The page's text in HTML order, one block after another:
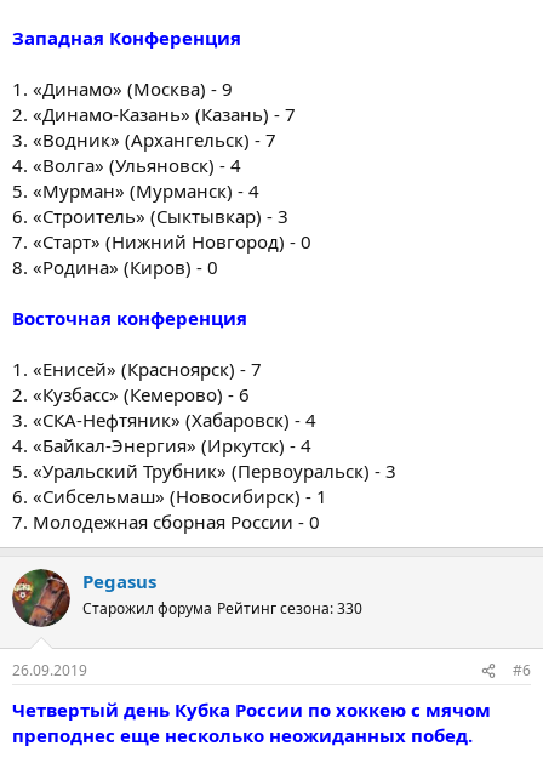
Западная Конференция
1. «Динамо» (Москва) - 9
2. «Динамо-Казань» (Казань) - 7
3. «Водник» (Архангельск) - 7
4. «Волга» (Ульяновск) - 4
5. «Мурман» (Мурманск) - 4
6. «Строитель» (Сыктывкар) - 3
7. «Старт» (Нижний Новгород) - 0
8. «Родина» (Киров) - 0
Восточная конференция
1. «Енисей» (Красноярск) - 7
2. «Кузбасс» (Кемерово) - 6
3. «СКА-Нефтяник» (Хабаровск) - 4
4. «Байкал-Энергия» (Иркутск) - 4
5. «Уральский Трубник» (Первоуральск) - 3
6. «Сибсельмаш» (Новосибирск) - 1
7. Молодежная сборная России - 0
Pegasus
Старожил форума Рейтинг сезона: 330
26.09.2019 #6
Четвертый день Кубка России по хоккею с мячом
преподнес еще несколько неожиданных побед.